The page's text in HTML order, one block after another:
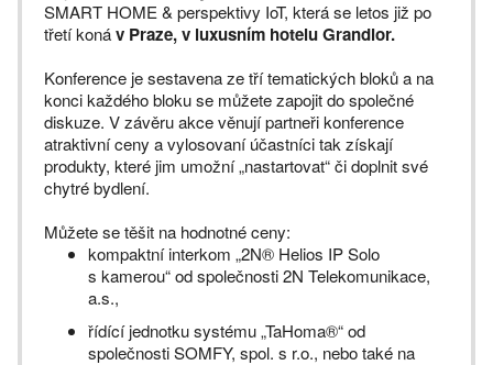
SMART HOME & perspektivy IoT, která se letos již po
třetí konáv Praze, v luxusním hotelu Grandior.
Konference je sestavena ze tří tematických bloků a na
konci každého bloku se můžete zapojit do společné
diskuze. V závěru akce věnují partneři konference
atraktivní ceny a vylosovaní účastníci tak získají
produkty, které jim umožní „nastartovat“ či doplnit své
chytré bydlení.
Můžete se těšit na hodnotné ceny:
kompaktní interkom „2N® Helios IP Solo
s kamerou“ od společnosti 2N Telekomunikace,
a.s.,
řídící jednotku systému „TaHoma®“ od
společnosti SOMFY, spol. s r.o., nebo také na